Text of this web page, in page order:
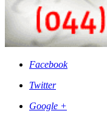
Facebook
Twitter
Google +